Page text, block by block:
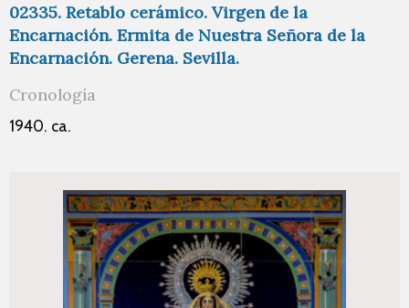
02335. Retablo cerámico. Virgen de la
Encarnación. Ermita de Nuestra Señora de la
Encarnación. Gerena. Sevilla.
Cronología
1940. ca.